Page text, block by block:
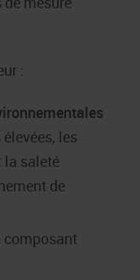
:
les
la saleté
de
composant